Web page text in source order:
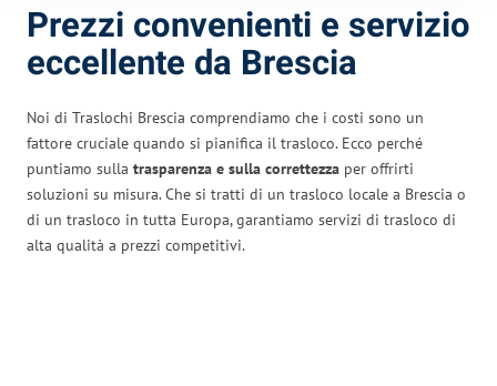
Prezzi convenienti e servizio
eccellente da Brescia
Noi di Traslochi Brescia comprendiamo che i costi sono un
fattore cruciale quando si pianifica il trasloco. Ecco perché
puntiamo sulla trasparenza e sulla correttezza per offrirti
soluzioni su misura. Che si tratti di un trasloco locale a Brescia o
di un trasloco in tutta Europa, garantiamo servizi di trasloco di
alta qualità a prezzi competitivi.